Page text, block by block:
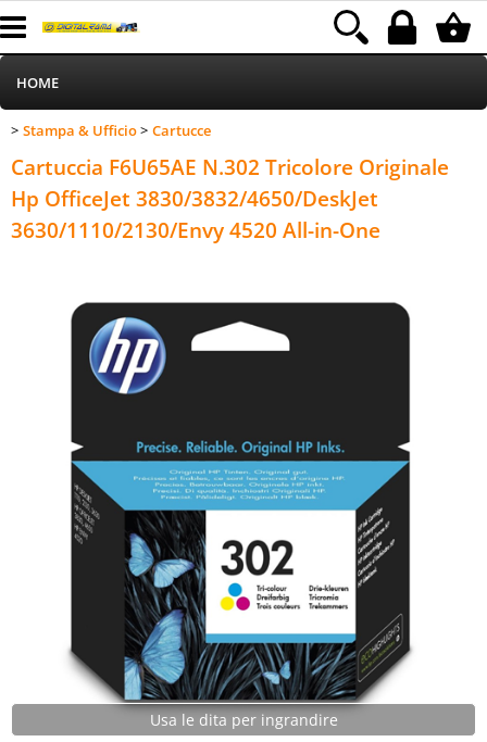
Categoria: HOME>Stampa & Ufficio
HOME
Informatica
Telefonia
MEDIACOM
Elettrodomestici
Illuminazione
Stampa & Ufficio Cartucce
Cartuccia F6U65AE N.302 Tricolore Originale
Hp OfficeJet 3830/3832/4650/DeskJet
3630/1110/2130/Envy 4520 All-in-One
Usa le dita per ingrandire